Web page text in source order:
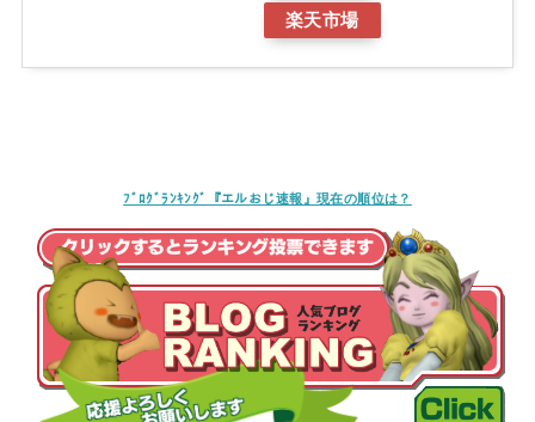
楽天市場
ﾌﾞﾛｸﾞﾗﾝｷﾝｸﾞ『エルおじ速報』現在の順位は？